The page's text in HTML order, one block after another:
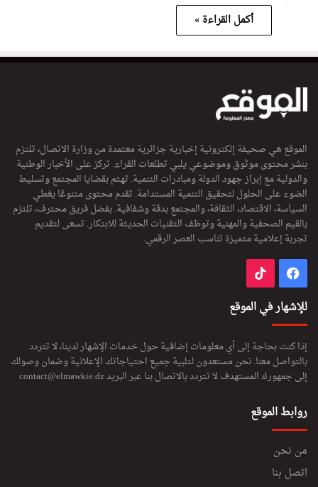
أكمل القراءة »
الموقع هي صحيفة إلكترونية إخبارية جزائرية معتمدة من وزارة الاتصال، تلتزم
بنشر محتوى موثوق وموضوعي يلبي تطلعات القراء. تركز على الأخبار الوطنية
والدولية مع إبراز جهود الدولة ومبادرات التنمية. تهتم بقضايا المجتمع وتسليط
الضوء على الحلول لتحقيق التنمية المستدامة. تقدم محتوى متنوعًا يغطي
السياسة، الاقتصاد، الثقافة، والمجتمع بدقة وشفافية. بفضل فريق محترف، تلتزم
بالقيم الصحفية والمهنية وتوظف التقنيات الحديثة للابتكار. تسعى لتقديم
تجربة إعلامية متميزة تناسب العصر الرقمي.
فيسبوك
للإشهار في الموقع
إذا كنت بحاجة إلى أي معلومات إضافية حول خدمات الإشهار لدينا، لا تتردد
بالتواصل معنا. نحن مستعدون لتلبية جميع احتياجاتك الإعلانية وضمان وصولك
إلى جمهورك المستهدف لا تتردد بالاتصال بنا عبر البريدcontact@elmawkie.dz
روابط الموقع
من نحن
اتصل بنا